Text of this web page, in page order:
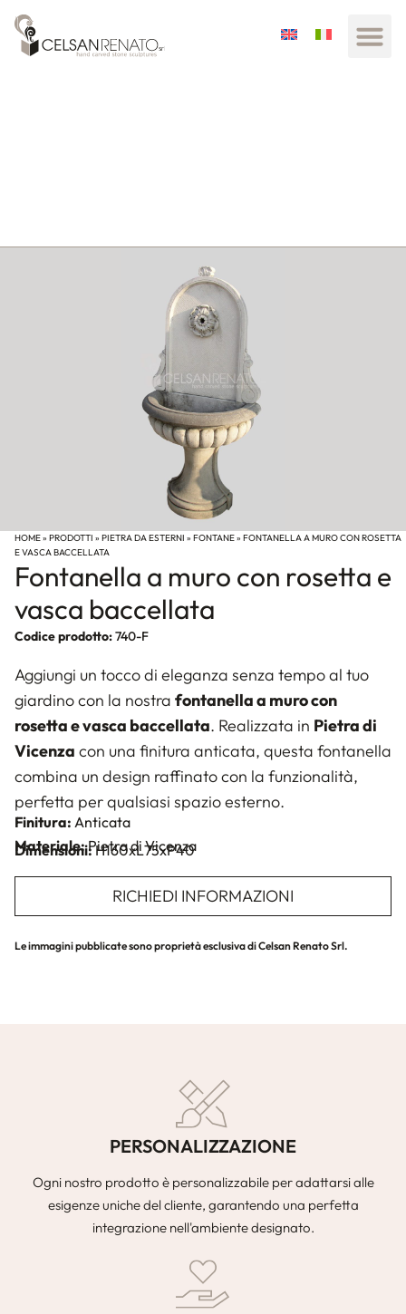
HOME» PRODOTTI » PIETRA DA ESTERNI » FONTANE» FONTANELLA A MURO CON ROSETTA
E VASCA BACCELLATA
Fontanella a muro con rosetta e
vasca baccellata
Codice prodotto:740-F
Aggiungi un tocco di eleganza senza tempo al tuo
giardino con la nostra fontanella a muro con
rosetta e vasca baccellata. Realizzata in Pietra di
Vicenza con una finitura anticata, questa fontanella
combina un design raffinato con la funzionalità,
perfetta per qualsiasi spazio esterno.
Finitura: Anticata
Materiale:Pietra di Vicenza
Dimensioni:H160xL75xP40
RICHIEDI INFORMAZIONI
Le immagini pubblicate sono proprietà esclusiva di Celsan Renato Srl.
PERSONALIZZAZIONE
Ogni nostro prodotto è personalizzabile per adattarsi alle
esigenze uniche del cliente, garantendo una perfetta
integrazione nell'ambiente designato.